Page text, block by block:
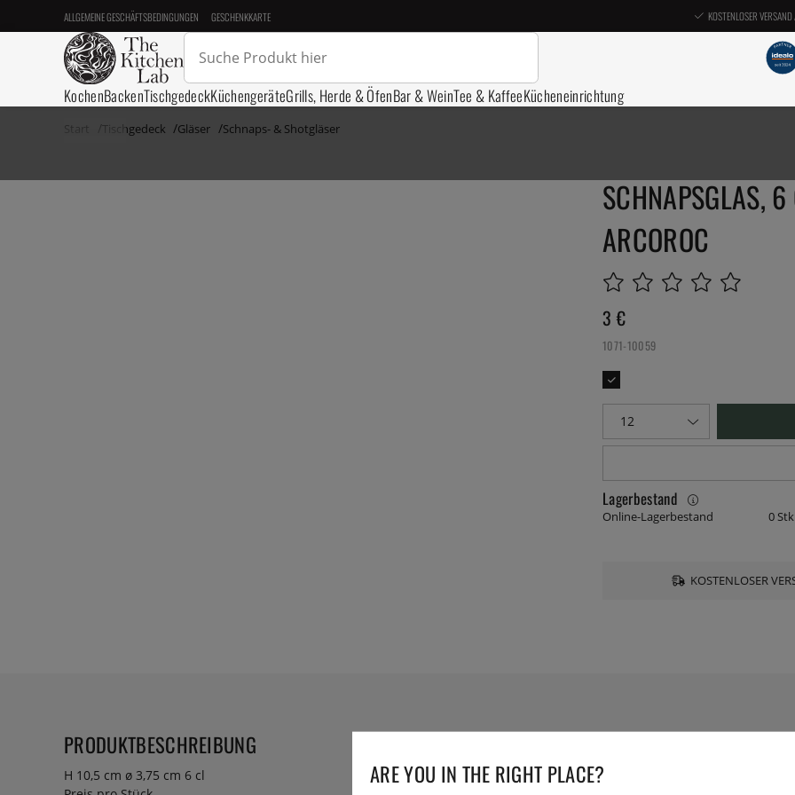
ALLGEMEINE GESCHÄFTSBEDINGUNGEN GESCHENKKARTE KOSTENLOSER
KochenBackenTischgedeckKüchengeräteGrills, Herde & ÖfenBar & WeinTee & KaffeeKücheneinrichtung
Start Tischgedeck Gläser Schnaps- & Shotgläser
SCHNAPSGLAS,
ARCOROC
3 €
1071-10059
Lagerbestand
Online-Lagerbestand 0
KOSTENLOSER
PRODUKTBESCHREIBUNG
H 10,5 cm ø 3,75 cm 6 cl
ARE YOU IN THE RIGHT PLACE?